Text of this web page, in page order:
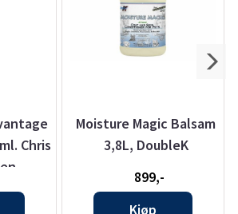
Chris
Moisture Magic Balsam
3,8L, DoubleK
899,-
Kjøp